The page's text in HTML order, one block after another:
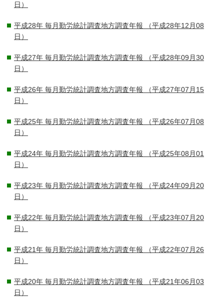
日）
平成28年 毎月勤労統計調査地方調査年報 （平成28年12月08
日）
平成27年 毎月勤労統計調査地方調査年報 （平成28年09月30
日）
平成26年 毎月勤労統計調査地方調査年報 （平成27年07月15
日）
平成25年 毎月勤労統計調査地方調査年報 （平成26年07月08
日）
平成24年 毎月勤労統計調査地方調査年報 （平成25年08月01
日）
平成23年 毎月勤労統計調査地方調査年報 （平成24年09月20
日）
平成22年 毎月勤労統計調査地方調査年報 （平成23年07月20
日）
平成21年 毎月勤労統計調査地方調査年報 （平成22年07月26
日）
平成20年 毎月勤労統計調査地方調査年報 （平成21年06月03
日）